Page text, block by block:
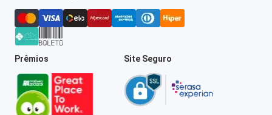
Prêmios Site Seguro